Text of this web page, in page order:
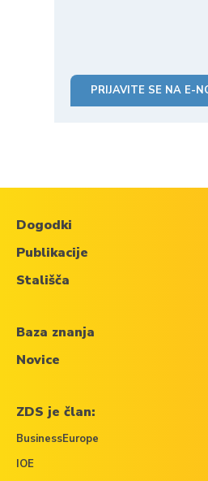
PRIJAVITE SE NA E-
Dogodki
Publikacije
Stališča
Baza znanja
Novice
ZDS je član:
BusinessEurope
IOE